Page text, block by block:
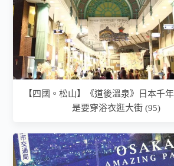
【四國。松山】《道後溫泉》日本千
是要穿浴衣逛大街 (95)